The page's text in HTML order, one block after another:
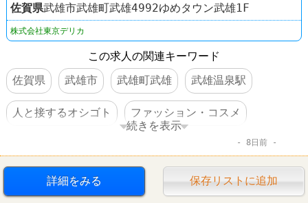
佐賀県武雄市武雄町武雄4992ゆめタウン武雄1F
株式会社東京デリカ
この求人の関連キーワード
佐賀県
武雄市 武雄町武雄 武雄温泉駅
人と接するオシゴト ファッション・コスメ
続きを表示
8日前
詳細をみる 保存リストに追加